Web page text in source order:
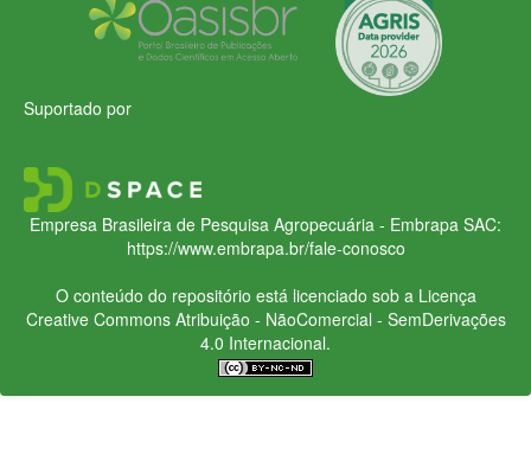
Suportado por
Empresa Brasileira de Pesquisa Agropecuária - Embrapa SAC:
https://www.embrapa.br/fale-conosco
O conteúdo do repositório está licenciado sob a Licença
Creative CommonsAtribuição - NãoComercial - SemDerivações
4.0 Internacional.